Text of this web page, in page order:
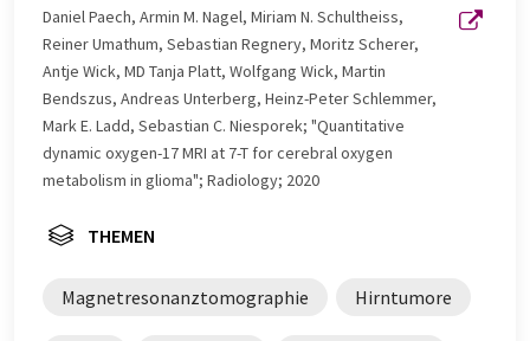
Daniel Paech, Armin M. Nagel, Miriam N. Schultheiss,
Reiner Umathum, Sebastian Regnery, Moritz Scherer,
Antje Wick, MD Tanja Platt, Wolfgang Wick, Martin
Bendszus, Andreas Unterberg, Heinz-Peter Schlemmer,
Mark E. Ladd, Sebastian C. Niesporek; "Quantitative
dynamic oxygen-17 MRI at 7-T for cerebral oxygen
metabolism in glioma"; Radiology; 2020
THEMEN
Magnetresonanztomographie Hirntumore